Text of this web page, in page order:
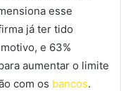
esse
já ter tido
e 63%
aumentar o limite
com os bancos.